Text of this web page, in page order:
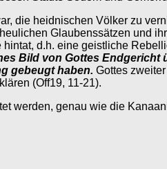
die heidnischen Völker zu
Glaubenssätzen und
d.h. eine geistliche
Bild von Gottes Endgericht
gebeugt haben. Gottes
(Off19, 11-21).
werden, genau wie die